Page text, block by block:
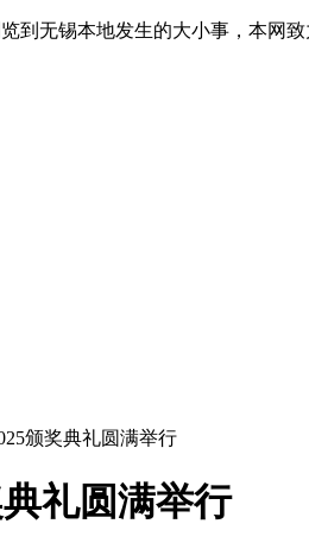
到无锡本地发生的大小事，本网
颁奖典礼圆满举行
礼圆满举行